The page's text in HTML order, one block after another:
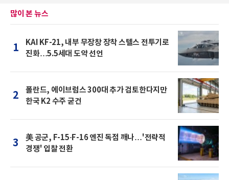
많이 본 뉴스
1
KAI KF-21, 내부 무장창 장착 스텔스 전투기로
진화…5.5세대 도약 선언
2
폴란드, 에이브럼스 300대 추가 검토한다지만
한국 K2 수주 굳건
3
美 공군, F-15·F-16 엔진 독점 깨나…'전략적
경쟁' 입찰 전환